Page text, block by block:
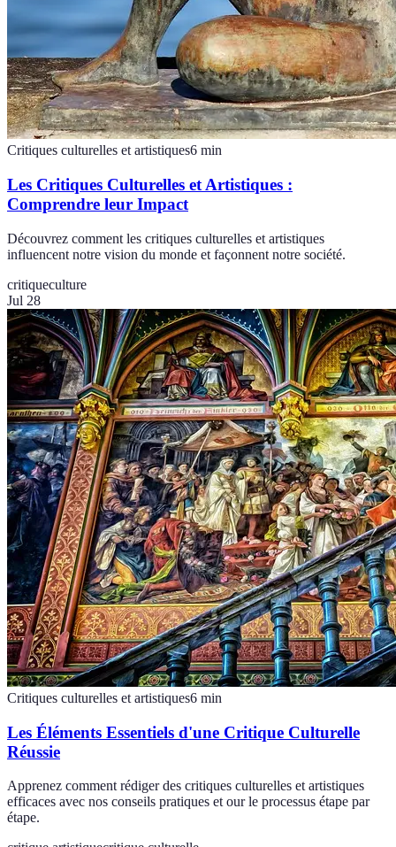
Critiques culturelles et artistiques6 min
Les Critiques Culturelles et Artistiques :
Comprendre leur Impact
Découvrez comment les critiques culturelles et artistiques
influencent notre vision du monde et façonnent notre société.
critiqueculture
Jul 28
Critiques culturelles et artistiques6 min
Les Éléments Essentiels d'une Critique Culturelle
Réussie
Apprenez comment rédiger des critiques culturelles et artistiques
efficaces avec nos conseils pratiques et our le processus étape par
étape.